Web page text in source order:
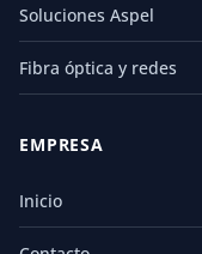
Soluciones Aspel
Fibra óptica y redes
EMPRESA
Inicio